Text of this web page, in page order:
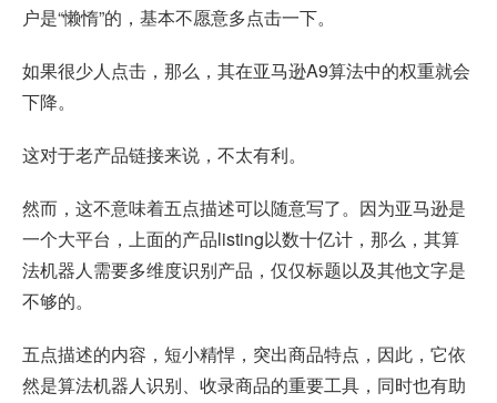
户是“懒惰”的，基本不愿意多点击一下。
如果很少人点击，那么，其在亚马逊A9算法中的权重就会
下降。
这对于老产品链接来说，不太有利。
然而，这不意味着五点描述可以随意写了。因为亚马逊是
一个大平台，上面的产品listing以数十亿计，那么，其算
法机器人需要多维度识别产品，仅仅标题以及其他文字是
不够的。
五点描述的内容，短小精悍，突出商品特点，因此，它依
然是算法机器人识别、收录商品的重要工具，同时也有助